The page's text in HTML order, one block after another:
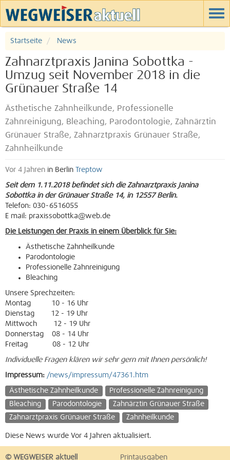
Startseite News
Zahnarztpraxis Janina Sobottka -
Umzug seit November 2018 in die
Grünauer Straße 14
Ästhetische Zahnheilkunde, Professionelle
Zahnreinigung, Bleaching, Parodontologie, Zahnärztin
Grünauer Straße, Zahnarztpraxis Grünauer Straße,
Zahnheilkunde
Vor 4 Jahren in Berlin Treptow
Seit dem 1.11.2018 befindet sich die Zahnarztpraxis Janina
Sobottka in der Grünauer Straße 14, in 12557 Berlin.
Telefon: 030-6516055
E mail: praxissobottka@web.de
Die Leistungen der Praxis in einem Überblick für Sie:
Ästhetische Zahnheilkunde
Parodontologie
Professionelle Zahnreinigung
Bleaching
Unsere Sprechzeiten:
Montag 10 - 16 Uhr
Dienstag 12 - 19 Uhr
Mittwoch 12 - 19 Uhr
Donnerstag 08 - 14 Uhr
Freitag 08 - 12 Uhr
Individuelle Fragen klären wir sehr gern mit Ihnen persönlich!
Impressum: /news/impressum/47361.htm
Ästhetische Zahnheilkunde
Professionelle Zahnreinigung
Bleaching
Parodontologie
Zahnärztin Grünauer Straße
Zahnarztpraxis Grünauer Straße
Zahnheilkunde
Diese News wurde Vor 4 Jahren aktualisiert.
© WEGWEISER aktuell Printausgaben